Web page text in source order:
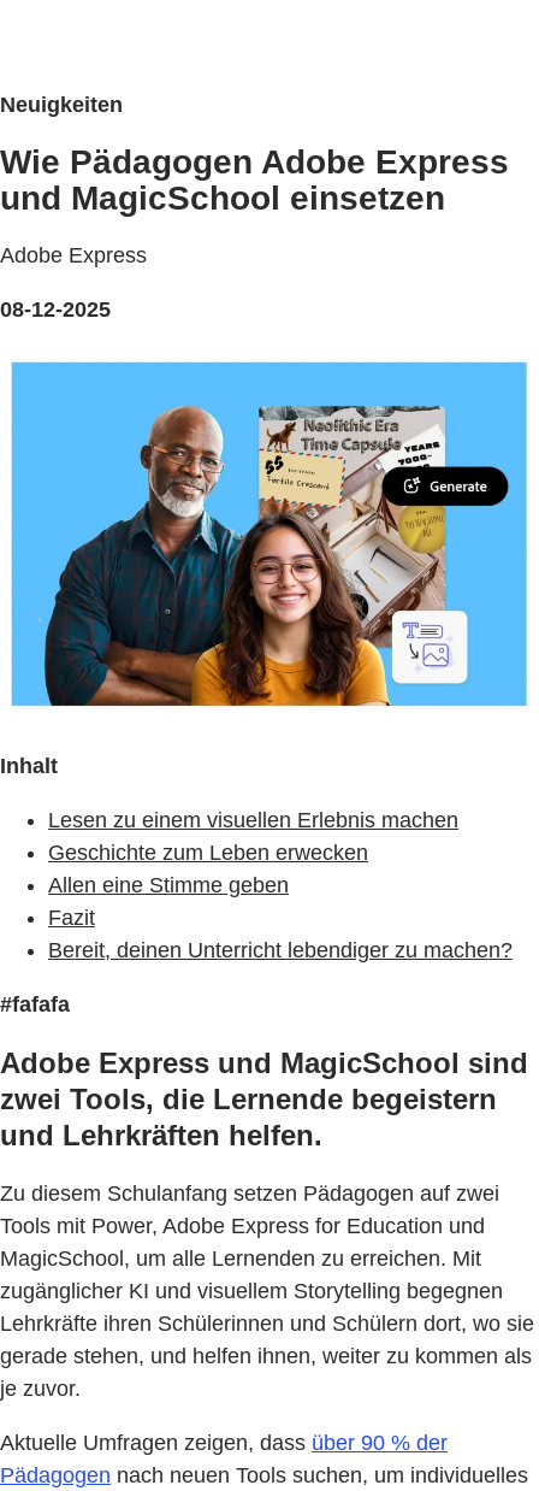
Neuigkeiten
Wie Pädagogen Adobe Express
und MagicSchool einsetzen
Adobe Express
08-12-2025
Inhalt
Lesen zu einem visuellen Erlebnis machen
Geschichte zum Leben erwecken
Allen eine Stimme geben
Fazit
Bereit, deinen Unterricht lebendiger zu machen?
#fafafa
Adobe Express und MagicSchool sind
zwei Tools, die Lernende begeistern
und Lehrkräften helfen.
Zu diesem Schulanfang setzen Pädagogen auf zwei
Tools mit Power, Adobe Express for Education und
MagicSchool, um alle Lernenden zu erreichen. Mit
zugänglicher KI und visuellem Storytelling begegnen
Lehrkräfte ihren Schülerinnen und Schülern dort, wo sie
gerade stehen, und helfen ihnen, weiter zu kommen als
je zuvor.
Aktuelle Umfragen zeigen, dass über 90 % der
Pädagogen nach neuen Tools suchen, um individuelles